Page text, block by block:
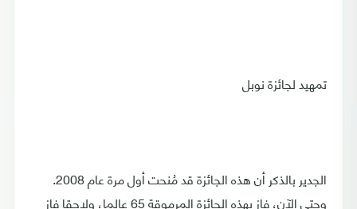
تمهيد لجائزة نوبل
الجدير بالذكر أن هذه الجائزة قد مُنحت أول مرة عام 2008.
وحتى الآن، فاز بهذه الجائزة المرموقة 65 عالما، ولاحقا فاز